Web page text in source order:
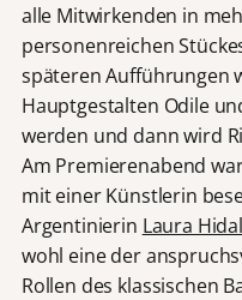
alle Mitwirkenden in
personenreichen
späteren Aufführungen
Hauptgestalten Odile
werden und dann wird
Am Premierenabend
mit einer Künstlerin
Argentinierin Laura
wohl eine der
Rollen des klassischen